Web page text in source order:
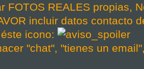
FOTOS REALES propias,
incluir datos contacto
icono:
"chat", "tienes un